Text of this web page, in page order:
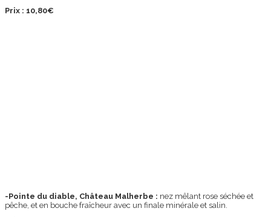
Prix : 10,80€
-Pointe du diable, Château Malherbe : nez mêlant rose séchée et
pêche, et en bouche fraîcheur avec un finale minérale et salin.